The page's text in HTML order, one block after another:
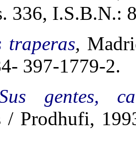
336, I.S.B.N.:
traperas,
397-1779-2.
gentes,
/ Prodhufi,